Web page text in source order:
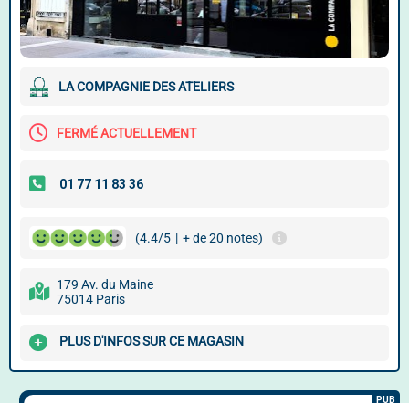
LA COMPAGNIE DES ATELIERS
FERMÉ ACTUELLEMENT
(4.4/5 | + de 20 notes)
179 Av. du Maine
75014 Paris
PLUS D'INFOS SUR CE MAGASIN